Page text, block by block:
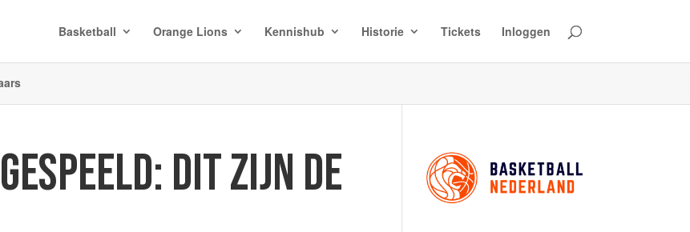
Basketball Orange Lions Kennishub Historie Tickets Inloggen
DIT ZIJN DE